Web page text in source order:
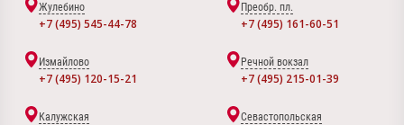
Жулебино
+7 (495) 545-44-78
Преобр. пл.
+7 (495) 161-60-51
Измайлово
+7 (495) 120-15-21
Речной вокзал
+7 (495) 215-01-39
Калужская Севастопольская